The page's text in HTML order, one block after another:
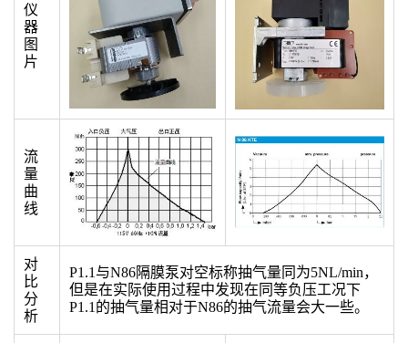
仪
器
图
片
流
量
曲
线
对
比
分
析
P1.1与N86隔膜泵对空标称抽气量同为5NL/min，
但是在实际使用过程中发现在同等负压工况下
P1.1的抽气量相对于N86的抽气流量会大一些。